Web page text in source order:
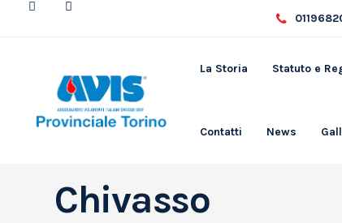
La Storia Statuto e
Contatti News
Chivasso